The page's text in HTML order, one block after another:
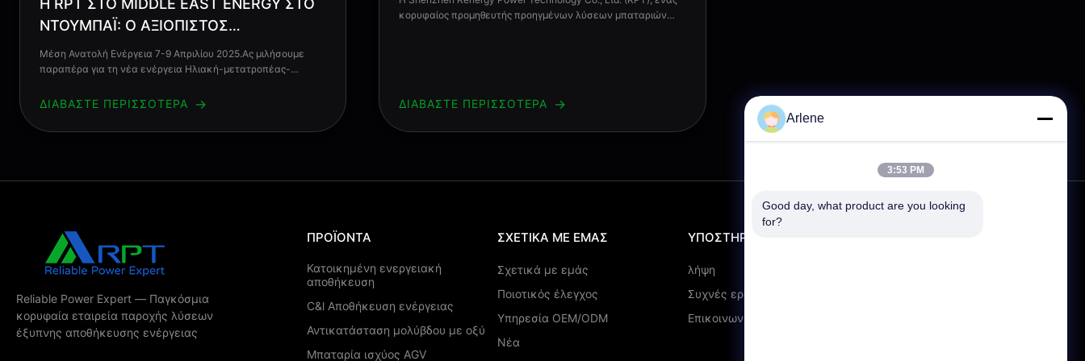
ΝΤΟΥΜΠΆΙ: Ο ΑΞΙΌΠΙΣΤΟΣ
ΠΡΟΜΗΘΕΥΤΉΣ ΛΎΣΕΩΝ ΜΠΑΤΑΡΙΏΝ
Μέση Ανατολή Ενέργεια 7-9 Απριλίου 2025.Ας μιλήσουμε
παραπέρα για τη νέα ενέργεια Ηλιακή-μετατροπέας-
Ντουμπάι.Είμαστε τόσο χαρούμενοι που συνεργαζόμαστε με
την ανοικοδόμηση ενός όμορφου σπιτιού ...
ΔΙΑΒΆΣΤΕ ΠΕΡΙΣΣΌΤΕΡΑ →
κορυφαίος προμηθευτής προηγμένων λύσεων μπαταριών
ΔΙΑΒΆΣΤΕ ΠΕΡΙΣΣΌΤΕΡΑ →
Reliable Power Expert — Παγκόσμια
κορυφαία εταιρεία παροχής λύσεων
έξυπνης αποθήκευσης ενέργειας
ΠΡΟΪΌΝΤΑ
Κατοικημένη ενεργειακή
αποθήκευση
C&l Αποθήκευση ενέργειας
Αντικατάσταση μολύβδου με οξύ
Μπαταρία ισχύος AGV
ΣΧΕΤΙΚΆ ΜΕ ΕΜΆΣ
Σχετικά με εμάς
Ποιοτικός έλεγχος
Υπηρεσία OEM/ODM
Νέα
ΥΠΟΣΤΉΡΙΞΗ
λήψη
Συχνές ερωτήσεις
Επικοινωνήστε μαζί μας
Arlene
3:53 PM
Good day, what product are you looking
for?